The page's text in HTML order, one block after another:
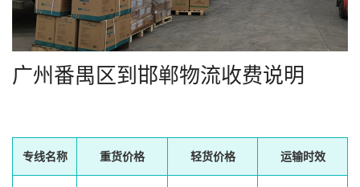
广州番禺区到邯郸物流收费说明
专线名称 重货价格 轻货价格 运输时效